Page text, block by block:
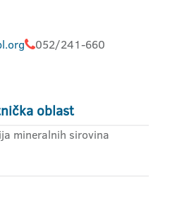
052/241-660
oblast
mineralnih sirovina